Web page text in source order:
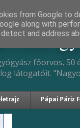
Ph.D.
főorvos,
látogatóit.
Pápai Páriz
from Google to
along with
and address